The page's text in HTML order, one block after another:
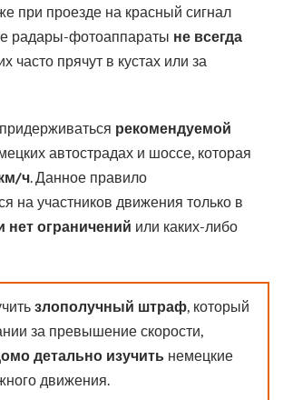
при проезде на красный сигнал
радары-фотоаппараты не всегда
часто прячут в кустах или за
рекомендуемой
автострадах и шоссе, которая
ч. Данное правило
на участников движения только в
нет ограничений или каких-либо
злополучный штраф, который
за превышение скорости,
детально изучить немецкие
движения.